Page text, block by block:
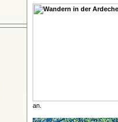
an.